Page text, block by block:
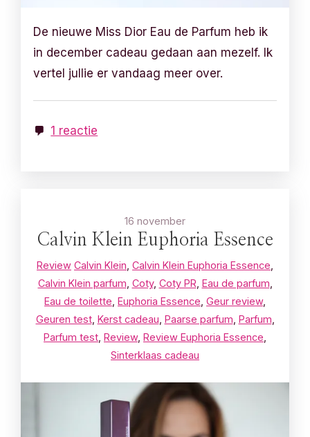
De nieuwe Miss Dior Eau de Parfum heb ik
in december cadeau gedaan aan mezelf. Ik
vertel jullie er vandaag meer over.
1 reactie
16 november
Calvin Klein Euphoria Essence
Review Calvin Klein Calvin Klein Euphoria Essence
Calvin Klein parfum Coty, Coty PR Eau de parfum
Eau de toilette Euphoria Essence Geur review,
Geuren test, Kerst cadeau Paarse parfum Parfum
Parfum test Review, Review Euphoria Essence
Sinterklaas cadeau